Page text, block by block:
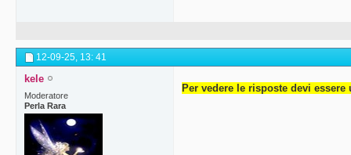
12-09-25, 13: 41
kele
Moderatore
Perla Rara
Per vedere le risposte devi